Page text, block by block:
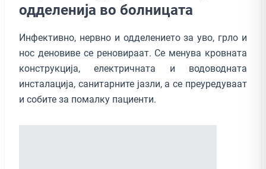
одделенија во болницата
Инфективно, нервно и одделението за уво, грло и
нос деновиве се реновираат. Се менува кровната
конструкција, електричната и водоводната
инсталација, санитарните јазли, а се преуредуваат
и собите за помалку пациенти.